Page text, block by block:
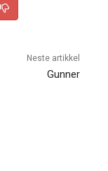
Neste artikkel
Gunner